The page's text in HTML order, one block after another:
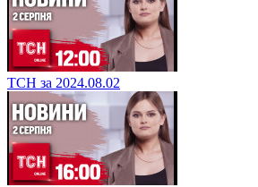
ТСН за 2024.08.02